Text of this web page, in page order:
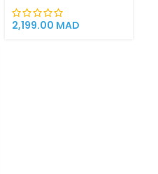
chat griffoirs
2,199.00 MAD